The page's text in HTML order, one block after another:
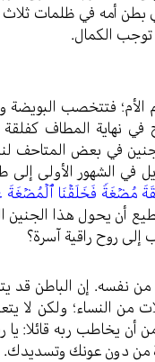
بطن أمه في ظلمات
توجب الكمال.
فتتخصب البويضة
نهاية المطاف كفلقة
في بعض المتاحف
في الشهور الأولى
مُضۡغَةࣰ فَخَلَقۡنَا
أن يحول هذا الجنين
إلى روح راقية آسرة؟
نفسه. إن الباطن قد
من النساء؛ ولكن
أن يخاطب ربه قائلا:
من دون عونك وتسديدك.